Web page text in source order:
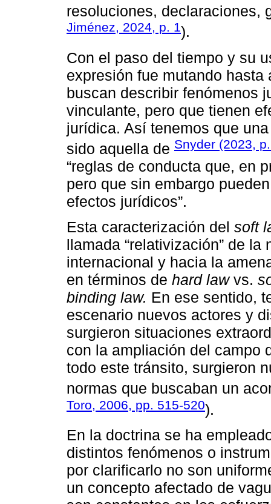
resoluciones, declaraciones,
Jiménez, 2024, p. 1).
Con el paso del tiempo y su
expresión fue mutando
buscan describir fenómenos
vinculante, pero que tienen
jurídica. Así tenemos que
sido aquella de Snyder (2023,
“reglas de conducta que, en
pero que sin embargo
efectos jurídicos”.
Esta caracterización del soft
llamada “relativización” de
internacional y hacia la
en términos de hard lawvs.
binding law. En ese sentido,
escenario nuevos actores y
surgieron situaciones
con la ampliación del campo
todo este tránsito, surgieron
normas que buscaban un
Toro, 2006, pp. 515-520).
En la doctrina se ha
distintos fenómenos o
por clarificarlo no son
un concepto afectado de